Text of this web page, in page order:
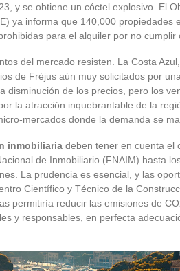
y se obtiene un cóctel explosivo. El
ya informa que 140,000 propiedades
para el alquiler por no cumplir
del mercado resisten. La Costa
de Fréjus aún muy solicitados por
disminución de los precios, pero los
la atracción inquebrantable de la
mercados donde la demanda se
inmobiliaria deben tener en cuenta el
de Inmobiliario (FNAIM) hasta
La prudencia es esencial, y las
Científico y Técnico de la
permitiría reducir las emisiones de
y responsables, en perfecta